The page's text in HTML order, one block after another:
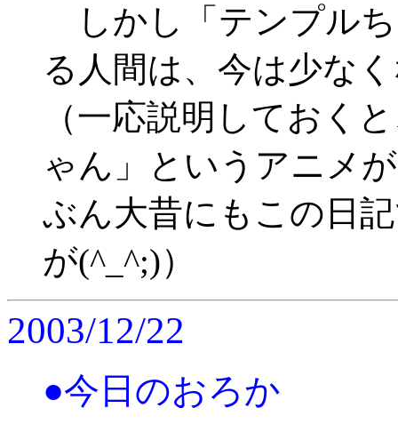
しかし「テンプル
る人間は、今は少な
（一応説明しておく
ゃん」というアニメ
ぶん大昔にもこの日
が(^_^;)）
2003/12/22
●今日のおろか